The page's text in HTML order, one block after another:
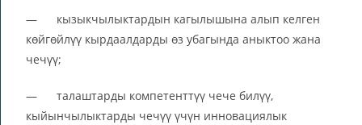
— кызыкчылыктардын кагылышына алып келген
көйгөйлүү кырдаалдарды өз убагында аныктоо жана
чечүү;
— талаштарды компетенттүү чече билүү,
кыйынчылыктарды чечүү үчүн инновациялык